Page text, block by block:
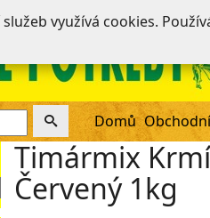
Domů
Timármix
Červený 1kg
využívá cookies.